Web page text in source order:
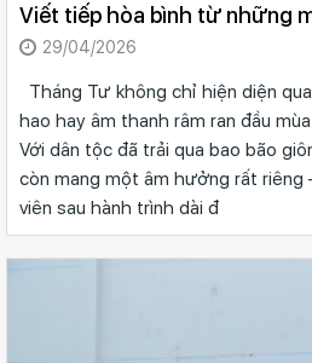
Viết tiếp hòa bình từ những
29/04/2026
Tháng Tư không chỉ hiện diện
hao hay âm thanh râm ran đầu
Với dân tộc đã trải qua bao bão
còn mang một âm hưởng rất riêng
viên sau hành trình dài đ